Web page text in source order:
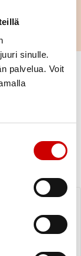
sinulle.
palvelua. Voit
vinkkejä ja
levon ja lapsen
arjen valintoihin